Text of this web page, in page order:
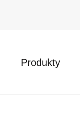
Produkty